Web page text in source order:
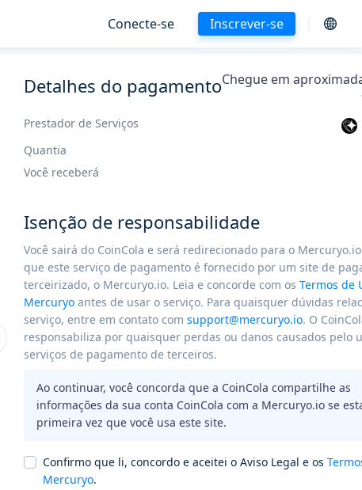
Conecte-se Inscrever-se
Detalhes do pagamentoChegue em
Prestador de Serviços
Quantia
Você receberá
Isenção de responsabilidade
Você sairá do CoinCola e será redirecionado para o
que este serviço de pagamento é fornecido por um site de
terceirizado, o Mercuryo.io. Leia e concorde com osTermos de
Mercuryo antes de usar o serviço. Para quaisquer dúvidas
serviço, entre em contato comsupport@mercuryo.io. O
responsabiliza por quaisquer perdas ou danos causados ​​pelo
serviços de pagamento de terceiros.
Ao continuar, você concorda que a CoinCola compartilhe as
informações da sua conta CoinCola com a Mercuryo.io se
primeira vez que você usa este site.
Confirmo que li, concordo e aceitei o Aviso Legal e os
Mercuryo.